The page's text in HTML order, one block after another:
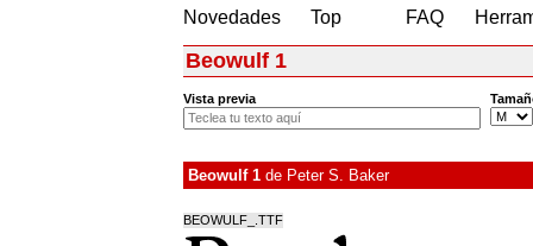
Novedades
Top
FAQ
Beowulf 1
Vista previa
Beowulf 1 de Peter S. Baker
BEOWULF_.TTF